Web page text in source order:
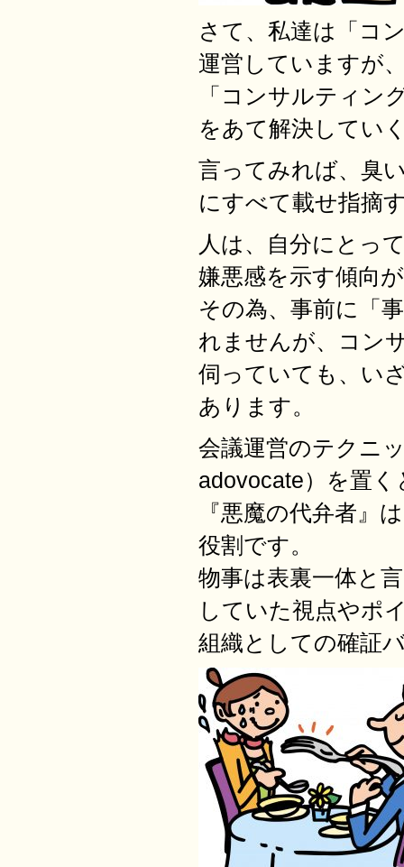
さて、私達は「コ
運営していますが
「コンサルティン
をあて解決してい
言ってみれば、臭
にすべて載せ指摘
人は、自分にとっ
嫌悪感を示す傾向
その為、事前に「
れませんが、コン
伺っていても、い
あります。
会議運営のテクニ
adovocate）を置
『悪魔の代弁者』
役割です。
物事は表裏一体と
していた視点やポ
組織としての確証